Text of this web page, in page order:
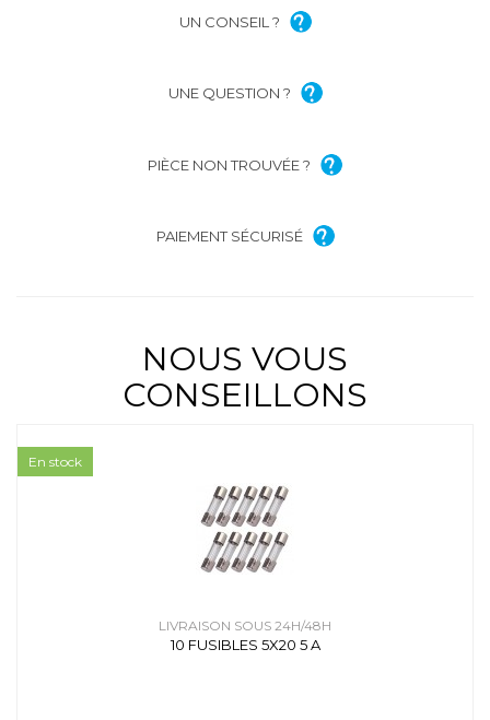
UN CONSEIL ?
UNE QUESTION ?
PIÈCE NON TROUVÉE ?
PAIEMENT SÉCURISÉ
NOUS VOUS
CONSEILLONS
LIVRAISON SOUS 24H/48H
10 FUSIBLES 5X20 5 A
En stock